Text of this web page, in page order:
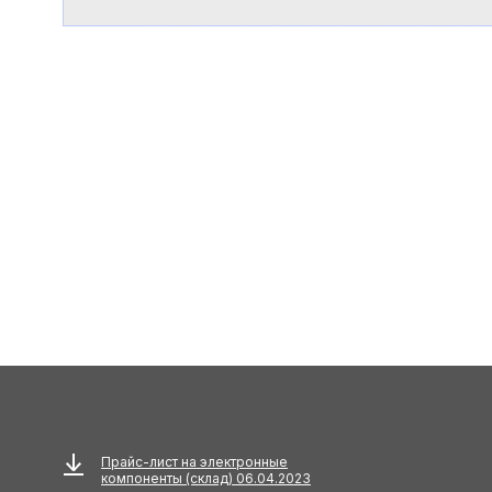
Прайс-лист на электронные
компоненты (склад) 06.04.2023